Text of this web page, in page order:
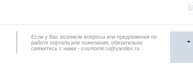
Если у Вас возникли вопросы или предложения по
работe портала или пожелания, обязательно
свяжитесь с нами - cosmomir.ru@yandex.ru